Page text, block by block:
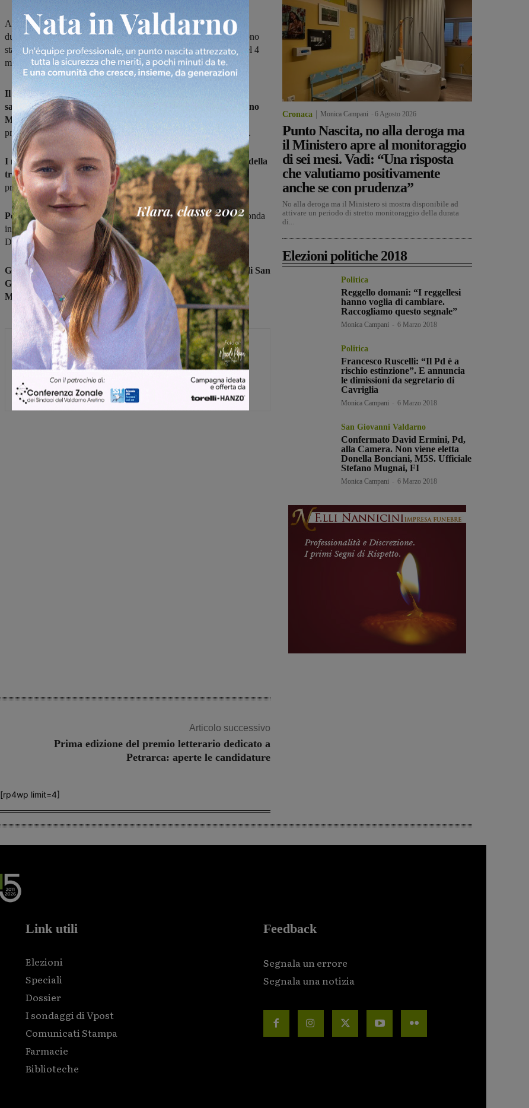
A Pescara dove si sono tenuti i tre giorni del Villaggio Rousseau,
durante i quali è stato presentato il programma dei pentastellati, sono
stati resi noti i candidati scelti per le prossime elezioni politiche del 4
marzo
Il Movimento 5 Stelle, attraverso le parlamentarie, ha scelto:
saranno l'avvocato Donella Bonciani, di Montevarchi, e Tiziano
Mugnai, di San Giovanni, i candidati del Valdarno aretino nelle
prossime elezioni politiche del 4 marzo per i collegi plurinominali.
I nomi sono stati ufficializzati in serata a Pescara in chiusura della
tre giorni del 'Villaggio Rousseau'organizzato per presentare il
programma di M5S.
Per i collegi plurinominali, dunque, Donella Boncianiè la seconda
in lista per il Senato,Tiziano Mugnaiil quarto per la Camera dei
Deputati.
Grande la soddisfazione espressa dal capogruppo consiliare di San
Giovanni, Tommaso Pierazzi, e da tutti gli appartenente al
Movimento 5 Stelle del Valdarno.
Monica Campani
Direttore
Articolo successivo
Prima edizione del premio letterario dedicato a
Petrarca: aperte le candidature
[rp4wp limit=4]
Cronaca Monica Campani 6 Agosto 2026
Punto Nascita, no alla deroga ma
il Ministero apre al monitoraggio
di sei mesi. Vadi: “Una risposta
che valutiamo positivamente
anche se con prudenza”
No alla deroga ma il Ministero si mostra disponibile ad
attivare un periodo di stretto monitoraggio della durata
di...
Elezioni politiche 2018
Politica
Reggello domani: “I reggellesi
hanno voglia di cambiare.
Raccogliamo questo segnale”
Monica Campani 6 Marzo 2018
Politica
Francesco Ruscelli: “Il Pd è a
rischio estinzione”. E annuncia
le dimissioni da segretario di
Cavriglia
Monica Campani 6 Marzo 2018
San Giovanni Valdarno
Confermato David Ermini, Pd,
alla Camera. Non viene eletta
Donella Bonciani, M5S. Ufficiale
Stefano Mugnai, FI
Monica Campani 6 Marzo 2018
Link utili
Elezioni
Speciali
Dossier
I sondaggi di Vpost
Comunicati Stampa
Farmacie
Biblioteche
Feedback
Segnala un errore
Segnala una notizia